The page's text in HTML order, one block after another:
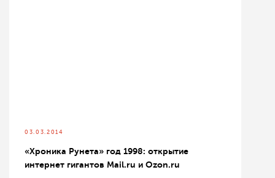
03.03.2014
«Хроника Рунета» год 1998: открытие
интернет гигантов Mail.ru и Ozon.ru